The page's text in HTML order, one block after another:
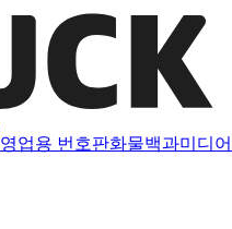
영업용 번호판화물백과미디어